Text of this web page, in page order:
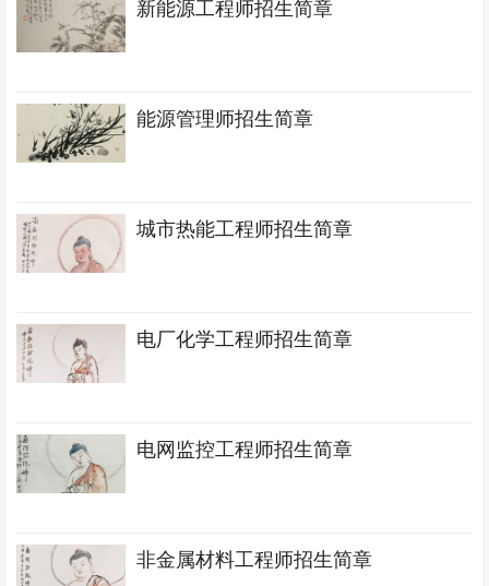
新能源工程师招生简章
能源管理师招生简章
城市热能工程师招生简章
电厂化学工程师招生简章
电网监控工程师招生简章
非金属材料工程师招生简章